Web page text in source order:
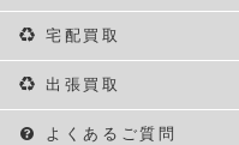
宅配買取
出張買取
よくあるご質問